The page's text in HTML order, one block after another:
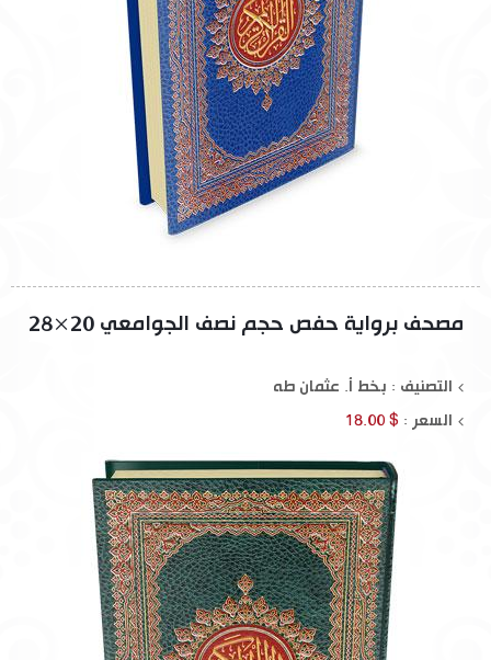
مصحف برواية حفص حجم نصف الجوامعي 20×28
التصنيف : بخط أ. عثمان طه
السعر : $ 18.00